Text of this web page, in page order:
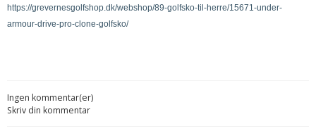
https://grevernesgolfshop.dk/webshop/89-golfsko-til-herre/15671-under-
armour-drive-pro-clone-golfsko/
Ingen kommentar(er)
Skriv din kommentar